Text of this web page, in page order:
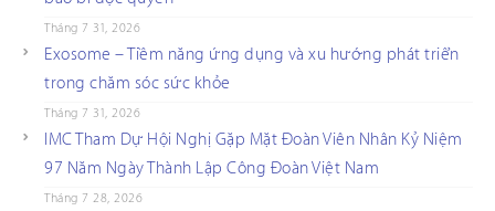
Tháng 7 31, 2026
Exosome – Tiềm năng ứng dụng và xu hướng phát triển
trong chăm sóc sức khỏe
Tháng 7 31, 2026
IMC Tham Dự Hội Nghị Gặp Mặt Đoàn Viên Nhân Kỷ Niệm
97 Năm Ngày Thành Lập Công Đoàn Việt Nam
Tháng 7 28, 2026